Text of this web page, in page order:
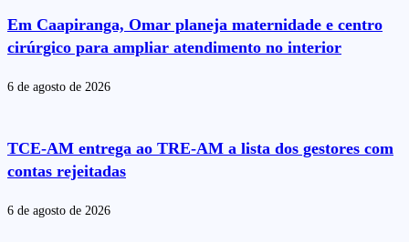
Em Caapiranga, Omar planeja maternidade e centro
cirúrgico para ampliar atendimento no interior
6 de agosto de 2026
TCE-AM entrega ao TRE-AM a lista dos gestores com
contas rejeitadas
6 de agosto de 2026